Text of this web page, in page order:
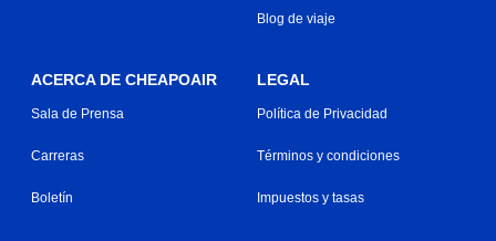
Blog de viaje
ACERCA DE CHEAPOAIR
Sala de Prensa
Carreras
Boletín
LEGAL
Política de Privacidad
Términos y condiciones
Impuestos y tasas